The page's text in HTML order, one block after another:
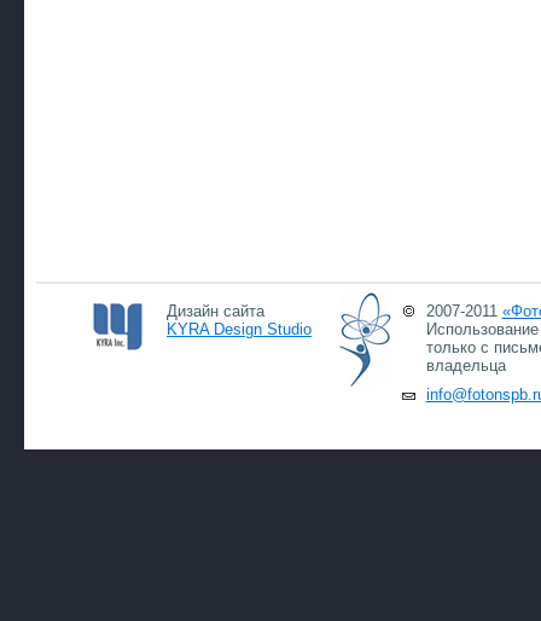
Дизайн сайта
KYRA Design Studio
2007-2011
только с
владельца